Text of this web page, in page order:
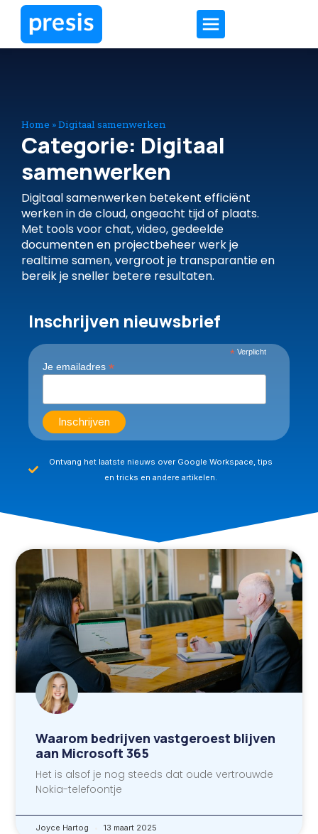
Home »Digitaal samenwerken
Categorie: Digitaal
samenwerken
Digitaal samenwerken betekent efficiënt
werken in de cloud, ongeacht tijd of plaats.
Met tools voor chat, video, gedeelde
documenten en projectbeheer werk je
realtime samen, vergroot je transparantie en
bereik je sneller betere resultaten.
Inschrijven nieuwsbrief
*Verplicht
Je emailadres*
Ontvang het laatste nieuws over Google Workspace, tips
en tricks en andere artikelen.
Waarom bedrijven vastgeroest blijven
aan Microsoft 365
Het is alsof je nog steeds dat oude vertrouwde
Nokia-telefoontje
Joyce Hartog 13 maart 2025